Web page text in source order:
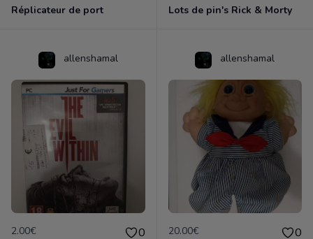
Réplicateur de port Lots de pin's Rick & Morty
allenshamal
2.00€ 0
allenshamal
20.00€ 0